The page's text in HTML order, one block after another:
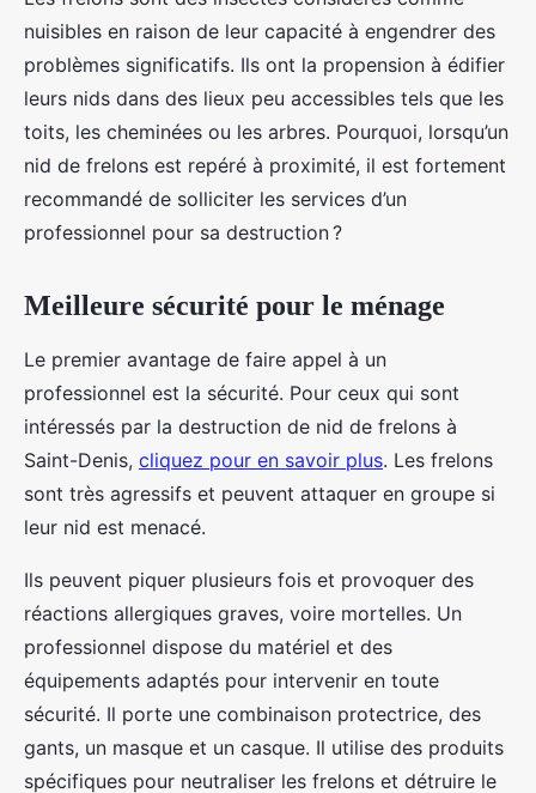
professionnel la destruction d'un
nid de frelons à Saint-Denis ?
jacqueline •4 décembre 2023• 2 min de lecture
nuisibles en raison de leur capacité à engendrer des
problèmes significatifs. Ils ont la propension à édifier
leurs nids dans des lieux peu accessibles tels que les
toits, les cheminées ou les arbres. Pourquoi, lorsqu’un
nid de frelons est repéré à proximité, il est fortement
recommandé de solliciter les services d’un
professionnel pour sa destruction ?
Meilleure sécurité pour le ménage
Le premier avantage de faire appel à un
professionnel est la sécurité. Pour ceux qui sont
intéressés par la destruction de nid de frelons à
Saint-Denis, cliquez pour en savoir plus. Les frelons
sont très agressifs et peuvent attaquer en groupe si
leur nid est menacé.
Ils peuvent piquer plusieurs fois et provoquer des
réactions allergiques graves, voire mortelles. Un
professionnel dispose du matériel et des
équipements adaptés pour intervenir en toute
sécurité. Il porte une combinaison protectrice, des
gants, un masque et un casque. Il utilise des produits
spécifiques pour neutraliser les frelons et détruire le